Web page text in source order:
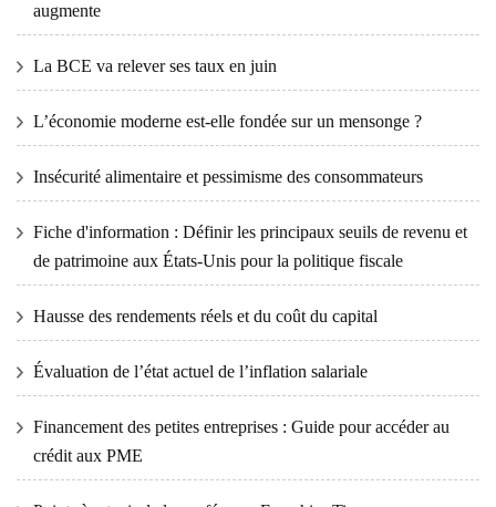
augmente
La BCE va relever ses taux en juin
L’économie moderne est-elle fondée sur un mensonge ?
Insécurité alimentaire et pessimisme des consommateurs
Fiche d'information : Définir les principaux seuils de revenu et
de patrimoine aux États-Unis pour la politique fiscale
Hausse des rendements réels et du coût du capital
Évaluation de l’état actuel de l’inflation salariale
Financement des petites entreprises : Guide pour accéder au
crédit aux PME